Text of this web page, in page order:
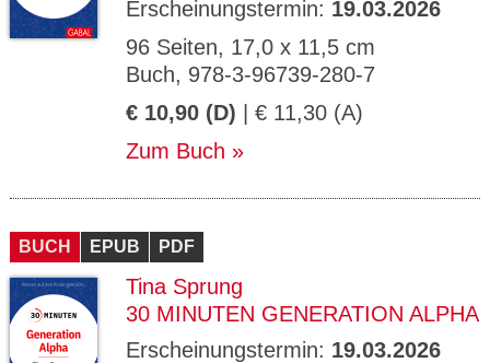
Erscheinungstermin: 19.03.2026
96 Seiten, 17,0 x 11,5 cm
Buch, 978-3-96739-280-7
€ 10,90 (D) | € 11,30 (A)
Zum Buch
BUCH EPUB PDF
Tina Sprung
30 MINUTEN GENERATION ALPHA
Erscheinungstermin: 19.03.2026